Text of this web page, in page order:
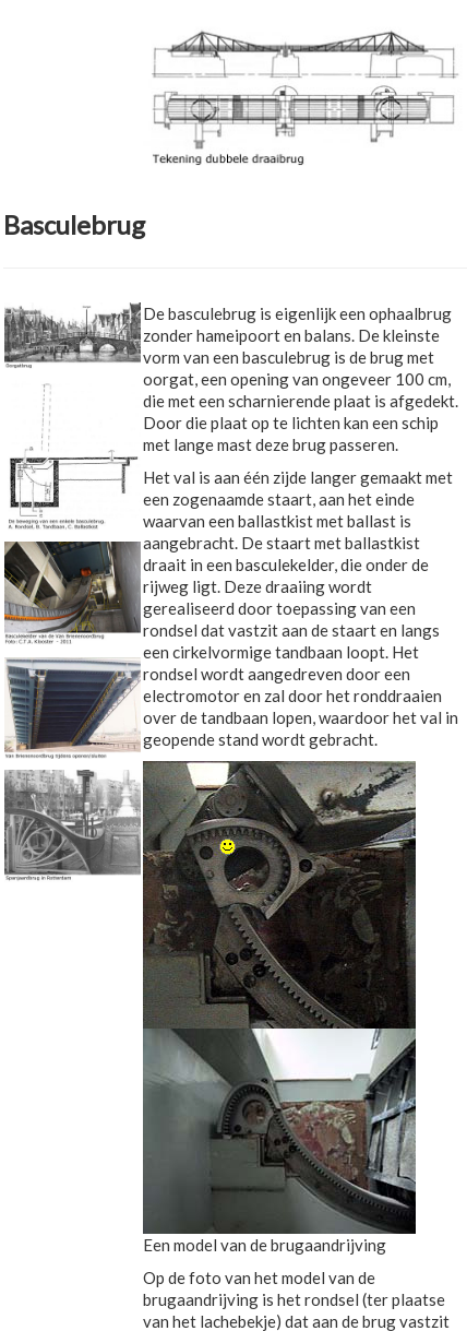
Basculebrug
De basculebrug is eigenlijk een ophaalbrug
zonder hameipoort en balans. De kleinste
vorm van een basculebrug is de brug met
oorgat, een opening van ongeveer 100 cm,
die met een scharnierende plaat is afgedekt.
Door die plaat op te lichten kan een schip
met lange mast deze brug passeren.
Het val is aan één zijde langer gemaakt met
een zogenaamde staart, aan het einde
waarvan een ballastkist met ballast is
aangebracht. De staart met ballastkist
draait in een basculekelder, die onder de
rijweg ligt. Deze draaiing wordt
gerealiseerd door toepassing van een
rondsel dat vastzit aan de staart en langs
een cirkelvormige tandbaan loopt. Het
rondsel wordt aangedreven door een
electromotor en zal door het ronddraaien
over de tandbaan lopen, waardoor het val in
geopende stand wordt gebracht.
Een model van de brugaandrijving
Op de foto van het model van de
brugaandrijving is het rondsel (ter plaatse
van het lachebekje) dat aan de brug vastzit